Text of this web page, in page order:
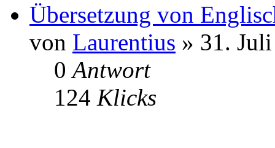
Übersetzung von
von Laurentius » 31.
0Antwort
124 Klicks